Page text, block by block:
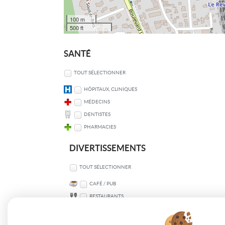
100 m
500 ft
SANTÉ
TOUT SÉLECTIONNER
HÔPITAUX, CLINIQUES
MÉDECINS
DENTISTES
PHARMACIES
DIVERTISSEMENTS
TOUT SÉLECTIONNER
CAFÉ / PUB
RESTAURANTS